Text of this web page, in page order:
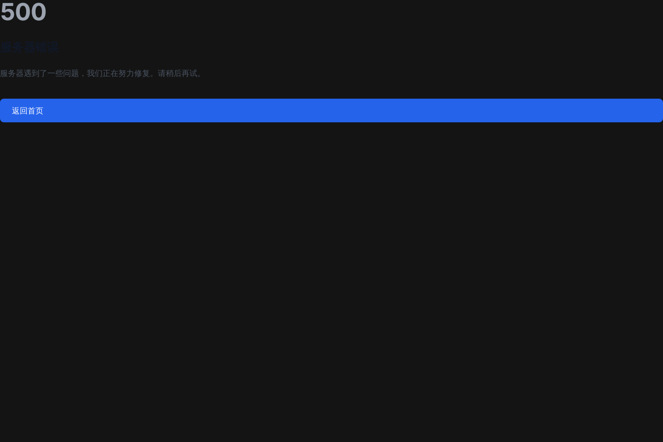
500
服务器遇到了一些问题，我们正在努力修复。请稍后再试。
返回首页